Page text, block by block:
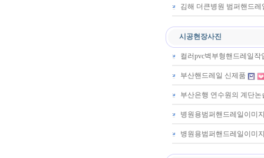
김해 더큰병원 범퍼핸드레
시공현장사진
컬러pvc벽부형핸드레일작
부산핸드레일 신제품
부산은행 연수원의 계단
병원용범퍼핸드레일이미
병원용범퍼핸드레일이미